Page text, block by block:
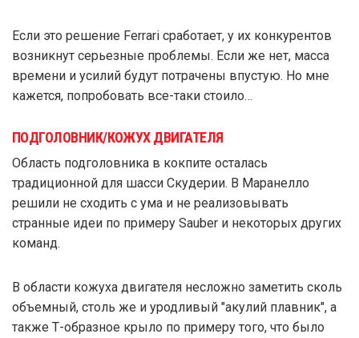
Если это решение Ferrari сработает, у их конкурентов
возникнут серьезные проблемы. Если же нет, масса
времени и усилий будут потрачены впустую. Но мне
кажется, попробовать все-таки стоило…
ПОДГОЛОВНИК/КОЖУХ ДВИГАТЕЛЯ
Область подголовника в кокпите осталась
традиционной для шасси Скудерии. В Маранелло
решили не сходить с ума и не реализовывать
странные идеи по примеру Sauber и некоторых других
команд.
В области кожуха двигателя несложно заметить сколь
объемный, столь же и уродливый "акулий плавник", а
также Т-образное крыло по примеру того, что было